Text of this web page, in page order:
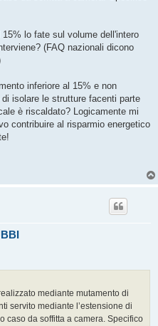
lo fate sul volume dell'intero
(FAQ nazionali dicono
inferiore al 15% e non
isolare le strutture facenti parte
è riscaldato? Logicamente mi
contribuire al risparmio energetico
mediante mutamento di
servito mediante l’estensione di
caso da soffitta a camera. Specifico